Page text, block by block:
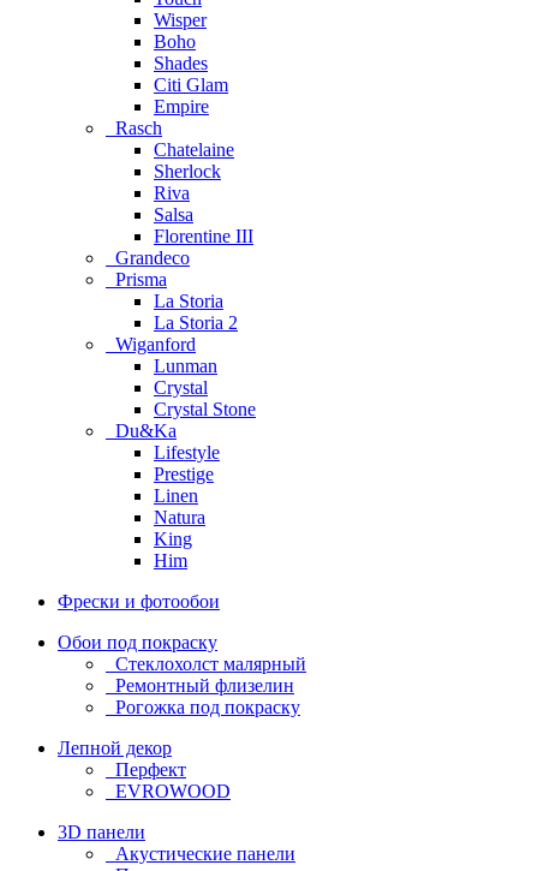
Wisper
Boho
Shades
Citi Glam
Empire
Rasch
Chatelaine
Sherlock
Riva
Salsa
Florentine III
Grandeco
Prisma
La Storia
La Storia 2
Wiganford
Lunman
Crystal
Crystal Stone
Du&Ka
Lifestyle
Prestige
Linen
Natura
King
Him
Фрески и фотообои
Обои под покраску
Стеклохолст малярный
Ремонтный флизелин
Рогожка под покраску
Лепной декор
Перфект
EVROWOOD
3D панели
Акустические панели